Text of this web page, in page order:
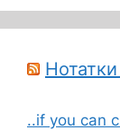
Нотатки
..if you can